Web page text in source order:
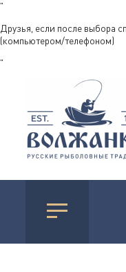
"
Друзья, если после выбора
(компьютером/телефоном)
"